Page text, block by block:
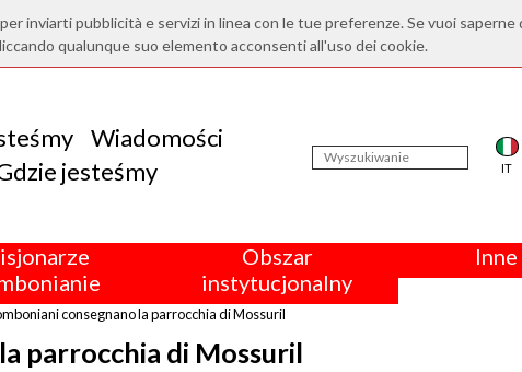
inviarti pubblicità e servizi in linea con le tue preferenze. Se vuoi
qualunque suo elemento acconsenti all'uso dei cookie.
Wiadomości
jesteśmy
IT
Obszar
instytucjonalny
consegnano la parrocchia di Mossuril
parrocchia di Mossuril